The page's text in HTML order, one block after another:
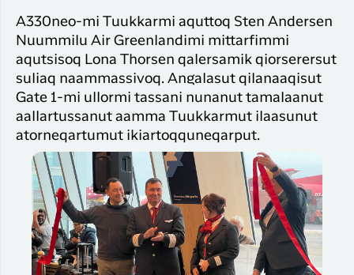
A330neo-mi Tuukkarmi aquttoq Sten Andersen
Nuummilu Air Greenlandimi mittarfimmi
aqutsisoq Lona Thorsen qalersamik qiorserersut
suliaq naammassivoq. Angalasut qilanaaqisut
Gate 1-mi ullormi tassani nunanut tamalaanut
aallartussanut aamma Tuukkarmut ilaasunut
atorneqartumut ikiartoqquneqarput.